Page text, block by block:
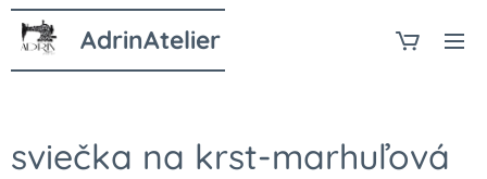
AdrinAtelier
sviečka na krst-marhuľová